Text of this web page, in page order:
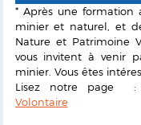
* Après une formation
minier et naturel, et
Nature et Patrimoine
vous invitent à venir
minier. Vous êtes
Lisez notre page :
Volontaire